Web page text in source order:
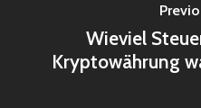
Wieviel
Kryptowährung